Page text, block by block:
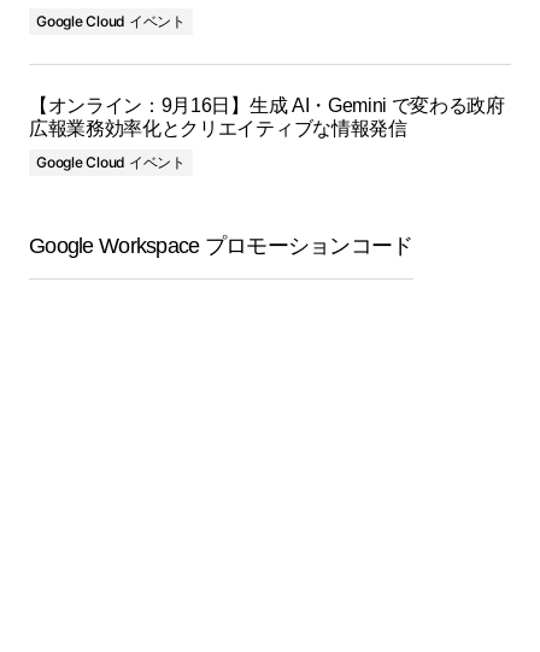
Google Cloud イベント
【オンライン：9月16日】生成 AI・Gemini で変わる政府
広報業務効率化とクリエイティブな情報発信
Google Cloud イベント
Google Workspace プロモーションコード